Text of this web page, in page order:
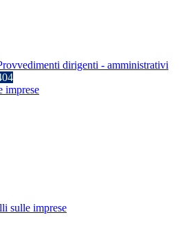
dirigenti - amministrativi
imprese
sulle imprese